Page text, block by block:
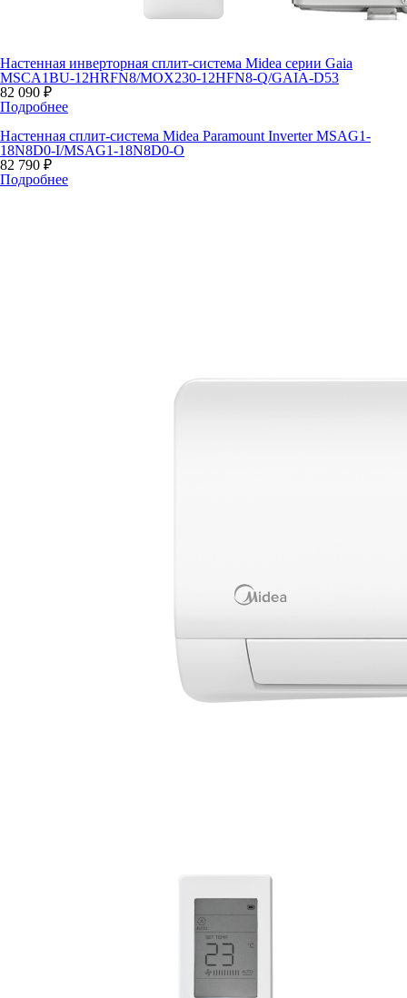
Настенная инверторная сплит-система Midea серии Gaia
MSCA1BU-12HRFN8/MOX230-12HFN8-Q/GAIA-D53
82 090 ₽
Подробнее
Настенная сплит-система Midea Paramount Inverter MSAG1-
18N8D0-I/MSAG1-18N8D0-O
82 790 ₽
Подробнее